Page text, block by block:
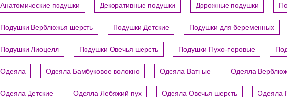
Анатомические подушки Декоративные подушки Дорожные подушки
Подушки Верблюжья шерсть Подушки Детские Подушки для беременных
Подушки Лиоцелл Подушки Овечья шерсть Подушки Пухо-перовые
Одеяла Одеяла Бамбуковое волокно Одеяла Ватные Одеяла
Одеяла Детские Одеяла Лебяжий пух Одеяла Овечья шерсть Одеяла